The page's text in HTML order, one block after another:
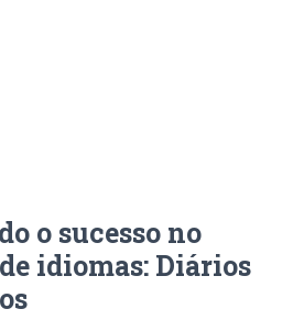
o sucesso no
idiomas: Diários